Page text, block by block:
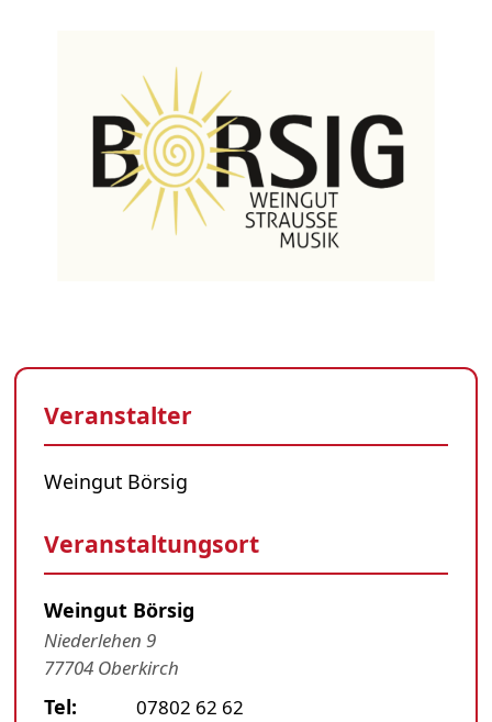
Veranstalter
Weingut Börsig
Veranstaltungsort
Weingut Börsig
Niederlehen 9
77704 Oberkirch
Tel: 07802 62 62